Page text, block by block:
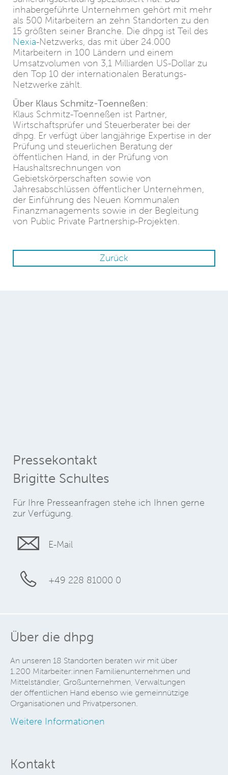
inhabergeführte Unternehmen gehört mit mehr
als 500 Mitarbeitern an zehn Standorten zu den
15 größten seiner Branche. Die dhpg ist Teil des
Nexia-Netzwerks, das mit über 24.000
Mitarbeitern in 100 Ländern und einem
Umsatzvolumen von 3,1 Milliarden US-Dollar zu
den Top 10 der internationalen Beratungs-
Netzwerke zählt.
Über Klaus Schmitz-Toenneßen:
Klaus Schmitz-Toenneßen ist Partner,
Wirtschaftsprüfer und Steuerberater bei der
dhpg. Er verfügt über langjährige Expertise in der
Prüfung und steuerlichen Beratung der
öffentlichen Hand, in der Prüfung von
Haushaltsrechnungen von
Gebietskörperschaften sowie von
Jahresabschlüssen öffentlicher Unternehmen,
der Einführung des Neuen Kommunalen
Finanzmanagements sowie in der Begleitung
von Public Private Partnership-Projekten.
Zurück
Pressekontakt
Brigitte Schultes
Für Ihre Presseanfragen stehe ich Ihnen gerne
zur Verfügung.
E-Mail
+49 228 81000 0
Über die dhpg
An unseren 18 Standorten beraten wir mit über
1.200 Mitarbeiter:innen Familienunternehmen und
Mittelständler, Großunternehmen, Verwaltungen
der öffentlichen Hand ebenso wie gemeinnützige
Organisationen und Privatpersonen.
Weitere Informationen
Kontakt